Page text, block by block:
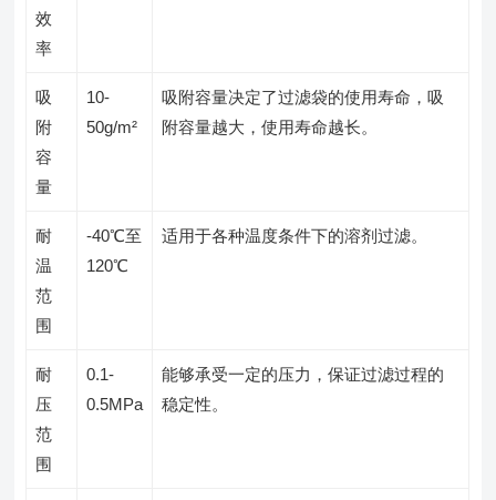
效
率
吸
附
容
量
10-
50g/m²
吸附容量决定了过滤袋的使用寿命，吸
附容量越大，使用寿命越长。
耐
温
范
围
-40℃至
120℃
适用于各种温度条件下的溶剂过滤。
耐
压
范
围
0.1-
0.5MPa
能够承受一定的压力，保证过滤过程的
稳定性。